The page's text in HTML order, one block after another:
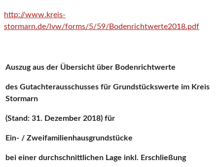
http://www.kreis-
stormarn.de/lvw/forms/5/59/Bodenrichtwerte2018.pdf
Auszug aus der Übersicht über Bodenrichtwerte
des Gutachterausschusses für Grundstückswerte im Kreis
Stormarn
(Stand: 31. Dezember 2018) für
Ein- / Zweifamilienhausgrundstücke
bei einer durchschnittlichen Lage inkl. Erschließung